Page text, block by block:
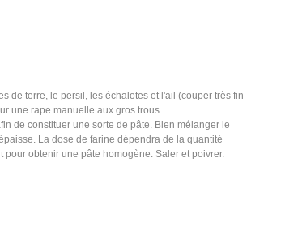
de terre, le persil, les échalotes et l'ail (couper très fin
une rape manuelle aux gros trous.
de constituer une sorte de pâte. Bien mélanger le
La dose de farine dépendra de la quantité
obtenir une pâte homogène. Saler et poivrer.